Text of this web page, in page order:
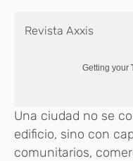
Revista Axxis
Getting your
Una ciudad no se
edificio, sino con
comunitarios,